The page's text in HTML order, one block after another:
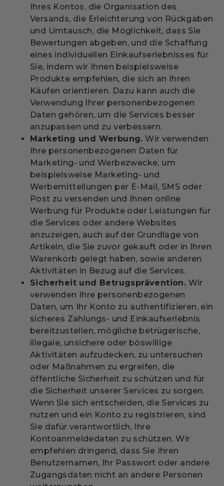
Ihres Kontos, die Organisation des
Versands, die Erleichterung von Rückgaben
und Umtausch, die Möglichkeit, dass Sie
Bewertungen abgeben, und die Schaffung
eines individuellen Einkaufserlebnisses für
Sie, indem wir Ihnen beispielsweise
Produkte empfehlen, die sich an Ihren
Käufen orientieren. Dazu kann auch die
Verwendung Ihrer personenbezogenen
Daten gehören, um die Services besser
anzupassen und zu verbessern.
Marketing und Werbung. Wir verwenden
Ihre personenbezogenen Daten für
Marketing- und Werbezwecke, um
beispielsweise Marketing- und
Werbemitteilungen per E-Mail, SMS oder
Post zu versenden und Ihnen online
Werbung für Produkte oder Leistungen für
die Services oder andere Websites
anzuzeigen, auch auf der Grundlage von
Artikeln, die Sie zuvor gekauft oder in Ihren
Warenkorb gelegt haben, sowie anderen
Aktivitäten in Bezug auf die Services.
Sicherheit und Betrugsprävention. Wir
verwenden Ihre personenbezogenen
Daten, um Ihr Konto zu authentifizieren, ein
sicheres Zahlungs- und Einkaufserlebnis
bereitzustellen, mögliche betrügerische,
illegale, unsichere oder böswillige
Aktivitäten aufzudecken, zu untersuchen
oder Maßnahmen zu ergreifen, die
öffentliche Sicherheit zu schützen und für
die Sicherheit unserer Services zu sorgen.
Wenn Sie sich entscheiden, die Services zu
nutzen und ein Konto zu registrieren, sind
Sie dafür verantwortlich, Ihre
Kontoanmeldedaten zu schützen. Wir
empfehlen dringend, dass Sie Ihren
Benutzernamen, Ihr Passwort oder andere
Zugangsdaten nicht an andere Personen